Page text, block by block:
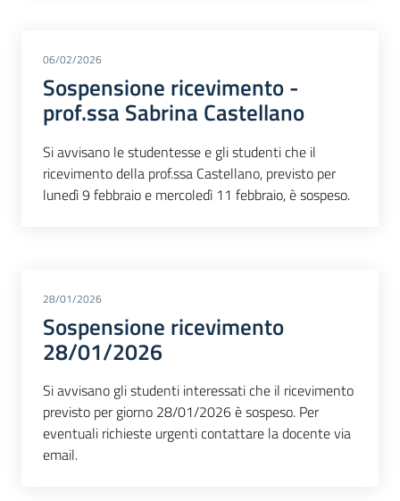
06/02/2026
Sospensione ricevimento -
prof.ssa Sabrina Castellano
Si avvisano le studentesse e gli studenti che il
ricevimento della prof.ssa Castellano, previsto per
lunedì 9 febbraio e mercoledì 11 febbraio, è sospeso.
28/01/2026
Sospensione ricevimento
28/01/2026
Si avvisano gli studenti interessati che il ricevimento
previsto per giorno 28/01/2026 è sospeso. Per
eventuali richieste urgenti contattare la docente via
email.